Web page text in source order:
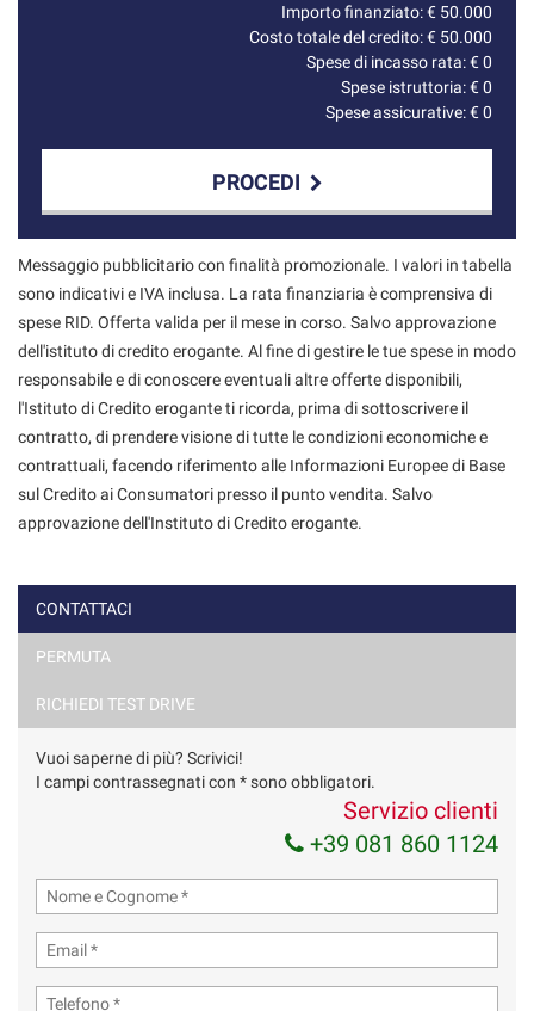
Importo finanziato: € 50.000
Costo totale del credito: € 50.000
Spese di incasso rata: €0
Spese istruttoria: €0
Spese assicurative: €0
PROCEDI
Contattaci
Ho letto e accetto
marketing
Invia la tua richiesta
Messaggio pubblicitario con finalità promozionale. I valori in tabella
sono indicativi e IVA inclusa. La rata finanziaria è comprensiva di
spese RID. Offerta valida per il mese in corso. Salvo approvazione
dell'istituto di credito erogante. Al fine di gestire le tue spese in modo
responsabile e di conoscere eventuali altre offerte disponibili,
l'Istituto di Credito erogante ti ricorda, prima di sottoscrivere il
contratto, di prendere visione di tutte le condizioni economiche e
contrattuali, facendo riferimento alle Informazioni Europee di Base
sul Credito ai Consumatori presso il punto vendita. Salvo
approvazione dell'Instituto di Credito erogante.
CONTATTACI
PERMUTA
RICHIEDI TEST DRIVE
Vuoi saperne di più? Scrivici!
I campi contrassegnati con * sono obbligatori.
Servizio clienti
+39 081 860 1124